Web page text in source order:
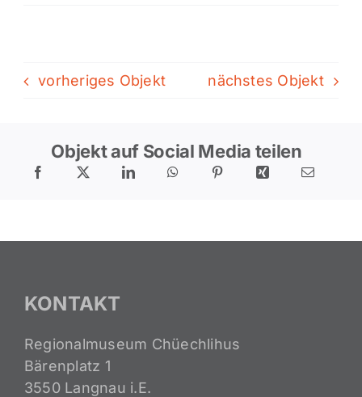
vorheriges Objekt nächstes Objekt
Objekt auf Social Media teilen
KONTAKT
Regionalmuseum Chüechlihus
Bärenplatz 1
3550 Langnau i.E.